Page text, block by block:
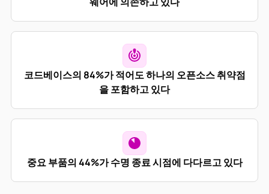
코드베이스의 84%가 적어도 하나의 오픈소스 취약점
을 포함하고 있다
중요 부품의 44%가 수명 종료 시점에 다다르고 있다